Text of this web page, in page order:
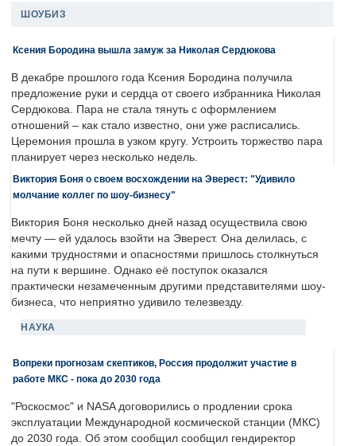
ШОУБИЗ
Ксения Бородина вышла замуж за Николая Сердюкова
В декабре прошлого года Ксения Бородина получила
предложение руки и сердца от своего избранника Николая
Сердюкова. Пара не стала тянуть с оформлением
отношений – как стало известно, они уже расписались.
Церемония прошла в узком кругу. Устроить торжество пара
планирует через несколько недель.
Виктория Боня о своем восхождении на Эверест: "Удивило
молчание коллег по шоу-бизнесу"
Виктория Боня несколько дней назад осуществила свою
мечту — ей удалось взойти на Эверест. Она делилась, с
какими трудностями и опасностями пришлось столкнуться
на пути к вершине. Однако её поступок оказался
практически незамеченным другими представителями шоу-
бизнеса, что неприятно удивило телезвезду.
НАУКА
Вопреки прогнозам скептиков, Россия продолжит участие в
работе МКС - пока до 2030 года
"Роскосмос" и NASA договорились о продлении срока
эксплуатации Международной космической станции (МКС)
до 2030 года. Об этом сообщил сообщил гендиректор